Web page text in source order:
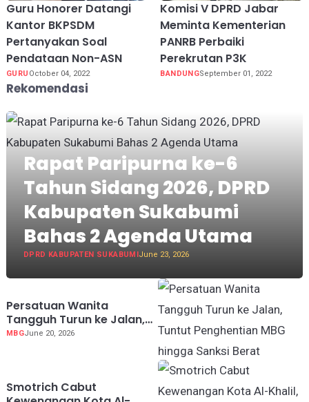
Guru Honorer Datangi
Kantor BKPSDM
Pertanyakan Soal
Pendataan Non-ASN
GURU October 04, 2022
Komisi V DPRD Jabar
Meminta Kementerian
PANRB Perbaiki
Perekrutan P3K
BANDUNGSeptember 01, 2022
Rekomendasi
Rapat Paripurna ke-6
Tahun Sidang 2026, DPRD
Kabupaten Sukabumi
Bahas 2 Agenda Utama
DPRD KABUPATEN SUKABUMIJune 23, 2026
Persatuan Wanita
Tangguh Turun ke Jalan,
Tuntut Penghentian MBG
MBGJune 20, 2026
Smotrich Cabut